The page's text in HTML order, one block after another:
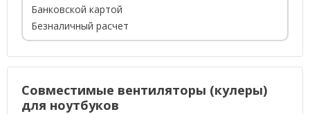
Банковской картой
Безналичный расчет
Совместимые вентиляторы (кулеры)
для ноутбуков